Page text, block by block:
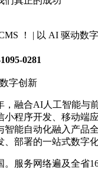
！ | 以 AI 驱动数
0281
字创新
，融合AI人工智能与
小程序开发、移动端
智能自动化融入产品
、部署的一站式数字
。服务网络遍及全省